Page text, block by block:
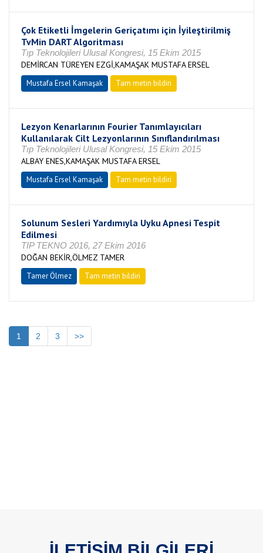
Çok Etiketli İmgelerin Geriçatımı için İyileştirilmiş
TvMin DART Algoritması
Tıp Teknolojileri Ulusal Kongresi, 15 Ekim 2015
DEMİRCAN TÜREYEN EZGİ,KAMAŞAK MUSTAFA ERSEL
Mustafa Ersel Kamaşak Tam metin bildiri
Lezyon Kenarlarının Fourier Tanımlayıcıları
Kullanılarak Cilt Lezyonlarının Sınıflandırılması
Tıp Teknolojileri Ulusal Kongresi, 15 Ekim 2015
ALBAY ENES,KAMAŞAK MUSTAFA ERSEL
Mustafa Ersel Kamaşak Tam metin bildiri
Solunum Sesleri Yardımıyla Uyku Apnesi Tespit
Edilmesi
TIP TEKNO 2016, 27 Ekim 2016
DOĞAN BEKİR,ÖLMEZ TAMER
Tamer Ölmez Tam metin bildiri
1 2 3 >>